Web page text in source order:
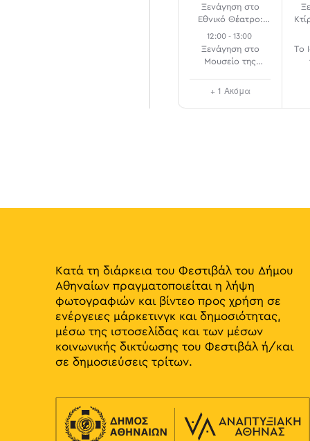
Ξενάγηση στο
Εθνικό Θέατρο:
Κτήριο Τσίλλερ
12:00 - 13:00
Ξενάγηση στο
Μουσείο της
Αθηνών
+ 1 Ακόμα
Το
Κατά τη διάρκεια του Φεστιβάλ του Δήμου
Αθηναίων πραγματοποιείται η λήψη
φωτογραφιών και βίντεο προς χρήση σε
ενέργειες μάρκετινγκ και δημοσιότητας,
μέσω της ιστοσελίδας και των μέσων
κοινωνικής δικτύωσης του Φεστιβάλ ή/και
σε δημοσιεύσεις τρίτων.